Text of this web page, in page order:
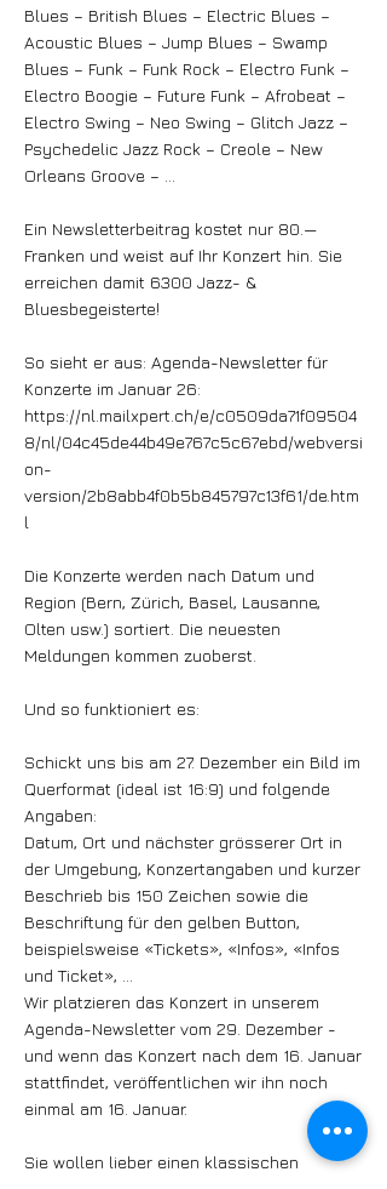
Blues – British Blues – Electric Blues –
Acoustic Blues – Jump Blues – Swamp
Blues – Funk – Funk Rock – Electro Funk –
Electro Boogie – Future Funk – Afrobeat –
Electro Swing – Neo Swing – Glitch Jazz –
Psychedelic Jazz Rock – Creole – New
Orleans Groove – …
Ein Newsletterbeitrag kostet nur 80.—
Franken und weist auf Ihr Konzert hin. Sie
erreichen damit 6300 Jazz- &
Bluesbegeisterte!
So sieht er aus: Agenda-Newsletter für
Konzerte im Januar 26:
https://nl.mailxpert.ch/e/c0509da71f09504
8/nl/04c45de44b49e767c5c67ebd/webversi
on-
version/2b8abb4f0b5b845797c13f61/de.htm
l
Die Konzerte werden nach Datum und
Region (Bern, Zürich, Basel, Lausanne,
Olten usw.) sortiert. Die neuesten
Meldungen kommen zuoberst.
Und so funktioniert es:
Schickt uns bis am 27. Dezember ein Bild im
Querformat (ideal ist 16:9) und folgende
Angaben:
Datum, Ort und nächster grösserer Ort in
der Umgebung, Konzertangaben und kurzer
Beschrieb bis 150 Zeichen sowie die
Beschriftung für den gelben Button,
beispielsweise «Tickets», «Infos», «Infos
und Ticket», …
Wir platzieren das Konzert in unserem
Agenda-Newsletter vom 29. Dezember -
und wenn das Konzert nach dem 16. Januar
stattfindet, veröffentlichen wir ihn noch
einmal am 16. Januar.
Sie wollen lieber einen klassischen